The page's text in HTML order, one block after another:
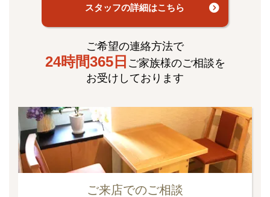
スタッフの詳細はこちら
ご希望の連絡方法で
24時間365日 ご家族様のご相談を
お受けしております
ご来店でのご相談